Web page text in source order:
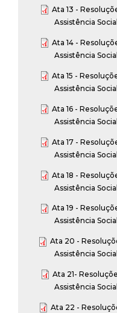
Ata 13 -
Assistência
Ata 14 -
Assistência
Ata 15 -
Assistência
Ata 16 -
Assistência
Ata 17 -
Assistência
Ata 18 -
Assistência
Ata 19 -
Assistência
Ata 20 -
Assistência
Ata 21-
Assistência
Ata 22 -